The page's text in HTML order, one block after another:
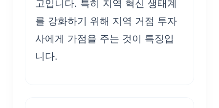
고입니다. 특히 지역 혁신 생태계
를 강화하기 위해 지역 거점 투자
사에게 가점을 주는 것이 특징입
니다.